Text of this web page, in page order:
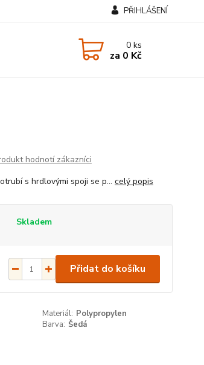
PŘIHLÁŠENÍ
0ks
za 0 Kč
hodnotí zákazníci
s hrdlovými spoji se p... celý popis
Skladem
Přidat do košíku
Materiál: Polypropylen
Barva: Šedá